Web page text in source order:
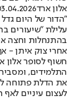
אלון ארד
"הדור של היום
עלילת "שיעורים
בהתנחלות וחצה
אחרי צוק איתן -
חשוף לסופר
התלמידים,
את הדלת פתוחה
לעצום עיניים